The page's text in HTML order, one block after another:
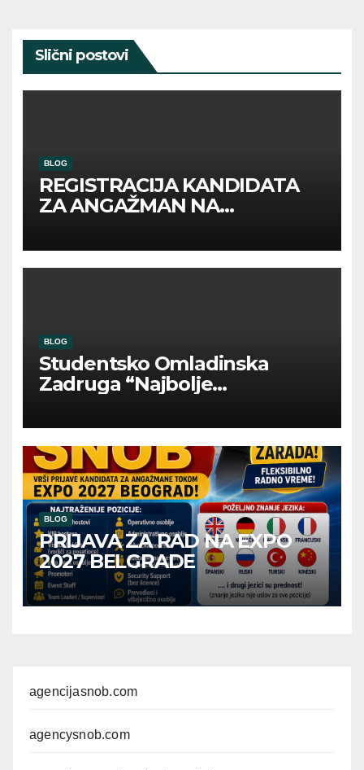
Slični postovi
BLOG
REGISTRACIJA KANDIDATA
ZA ANGAŽMAN NA
BLOG
Studentsko Omladinska
Zadruga “Najbolje
BLOG
PRIJAVA ZA RAD NA EXPO
2027 BELGRADE
agencijasnob.com
agencysnob.com